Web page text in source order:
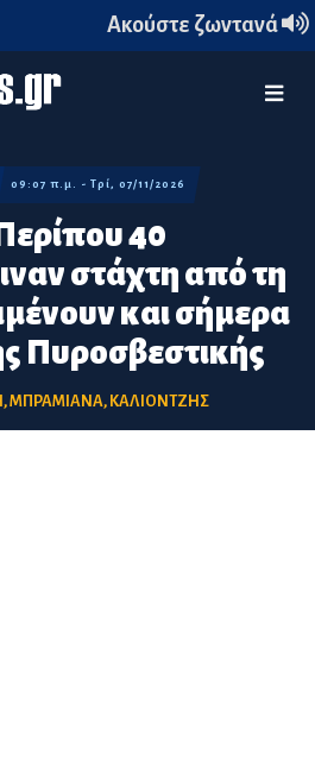
Ακούστε ζωντανά
40
στάχτη από τη
και σήμερα
Πυροσβεστικής
09:07 π.μ. - Τρί, 07/11/2026
,ΜΠΡΑΜΙΑΝΑ, ΚΑΛΙΟΝΤΖΗΣ